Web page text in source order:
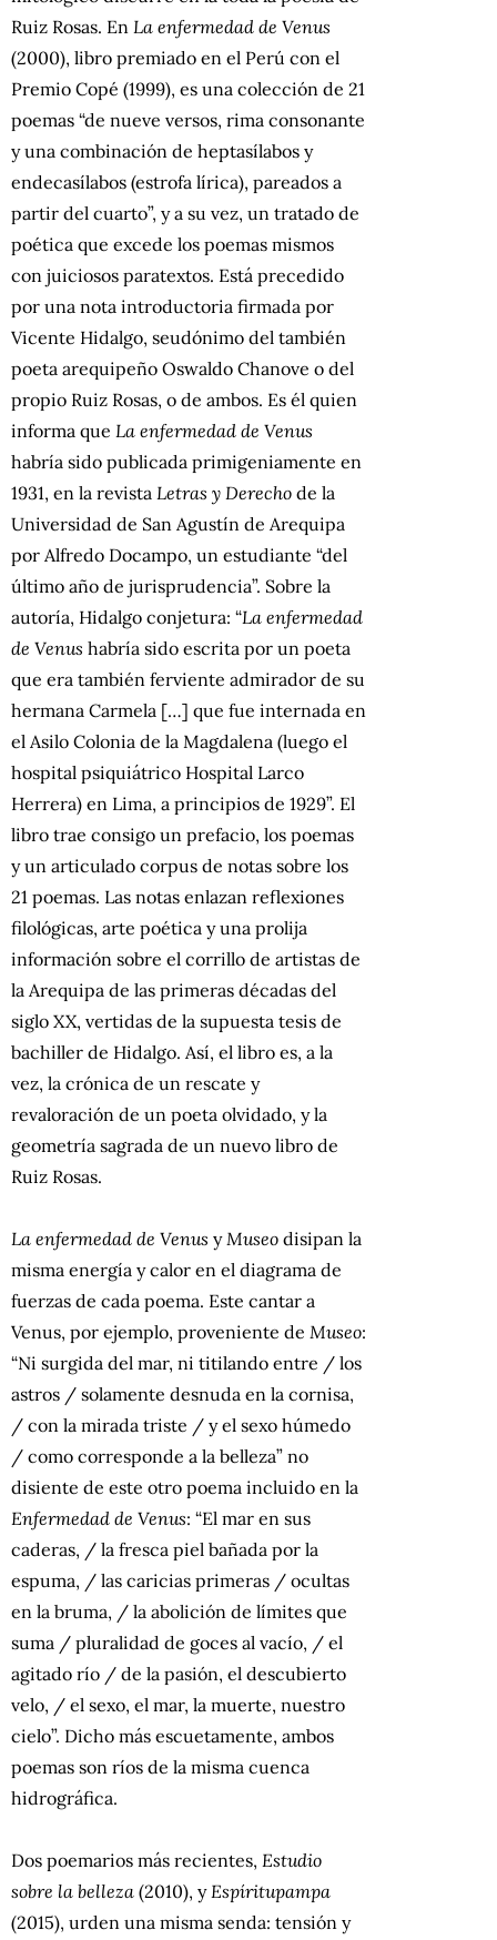
Ruiz Rosas. En La enfermedad de Venus
(2000), libro premiado en el Perú con el
Premio Copé (1999), es una colección de 21
poemas “de nueve versos, rima consonante
y una combinación de heptasílabos y
endecasílabos (estrofa lírica), pareados a
partir del cuarto”, y a su vez, un tratado de
poética que excede los poemas mismos
con juiciosos paratextos. Está precedido
por una nota introductoria firmada por
Vicente Hidalgo, seudónimo del también
poeta arequipeño Oswaldo Chanove o del
propio Ruiz Rosas, o de ambos. Es él quien
informa que La enfermedad de Venus
habría sido publicada primigeniamente en
1931, en la revista Letras y Derecho de la
Universidad de San Agustín de Arequipa
por Alfredo Docampo, un estudiante “del
último año de jurisprudencia”. Sobre la
autoría, Hidalgo conjetura: “La enfermedad
de Venus habría sido escrita por un poeta
que era también ferviente admirador de su
hermana Carmela […] que fue internada en
el Asilo Colonia de la Magdalena (luego el
hospital psiquiátrico Hospital Larco
Herrera) en Lima, a principios de 1929”. El
libro trae consigo un prefacio, los poemas
y un articulado corpus de notas sobre los
21 poemas. Las notas enlazan reflexiones
filológicas, arte poética y una prolija
información sobre el corrillo de artistas de
la Arequipa de las primeras décadas del
siglo XX, vertidas de la supuesta tesis de
bachiller de Hidalgo. Así, el libro es, a la
vez, la crónica de un rescate y
revaloración de un poeta olvidado, y la
geometría sagrada de un nuevo libro de
Ruiz Rosas.
La enfermedad de Venus yMuseo disipan la
misma energía y calor en el diagrama de
fuerzas de cada poema. Este cantar a
Venus, por ejemplo, proveniente de Museo:
“Ni surgida del mar, ni titilando entre / los
astros / solamente desnuda en la cornisa,
/ con la mirada triste / y el sexo húmedo
/ como corresponde a la belleza” no
disiente de este otro poema incluido en la
Enfermedad de Venus: “El mar en sus
caderas, / la fresca piel bañada por la
espuma, / las caricias primeras / ocultas
en la bruma, / la abolición de límites que
suma / pluralidad de goces al vacío, / el
agitado río / de la pasión, el descubierto
velo, / el sexo, el mar, la muerte, nuestro
cielo”. Dicho más escuetamente, ambos
poemas son ríos de la misma cuenca
hidrográfica.
Dos poemarios más recientes, Estudio
sobre la belleza (2010), yEspíritupampa
(2015), urden una misma senda: tensión y